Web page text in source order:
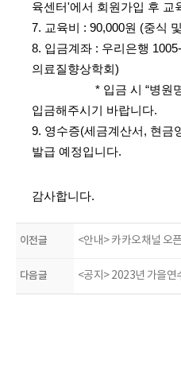
육센터'에서 회원가입 후 교
7. 교육비 : 90,000원 (중식
8. 입금계좌 : 우리은행
의료질향상학회)
* 입금 시 “병원명+참
입금해주시기 바랍니다.
9. 영수증(세금계산서, 현금
발급 예정입니다.
감사합니다.
이전글 <안내> 카카오채널 오
다음글 <공지> 2023년 가을연